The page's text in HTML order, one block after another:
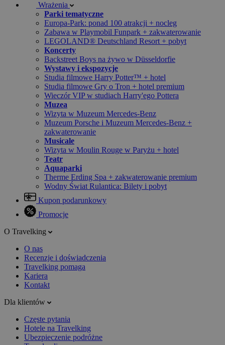
Wrażenia
Parki tematyczne
Europa-Park: ponad 100 atrakcji + nocleg
Zabawa w Playmobil Funpark + zakwaterowanie
LEGOLAND® Deutschland Resort + pobyt
Koncerty
Backstreet Boys na żywo w Düsseldorfie
Wystawy i ekspozycje
Studia filmowe Harry Potter™ + hotel
Studia filmowe Gry o Tron + hotel premium
Wieczór VIP w studiach Harry'ego Pottera
Muzea
Wizyta w Muzeum Mercedes-Benz
Muzeum Porsche i Muzeum Mercedes-Benz +
zakwaterowanie
Musicale
Wizyta w Moulin Rouge w Paryżu + hotel
Teatr
Aquaparki
Therme Erding Spa + zakwaterowanie premium
Wodny Świat Rulantica: Bilety i pobyt
Kupon podarunkowy
Promocje
O Travelking
O nas
Recenzje i doświadczenia
Travelking pomaga
Kariera
Kontakt
Dla klientów
Częste pytania
Hotele na Travelking
Ubezpieczenie podróżne